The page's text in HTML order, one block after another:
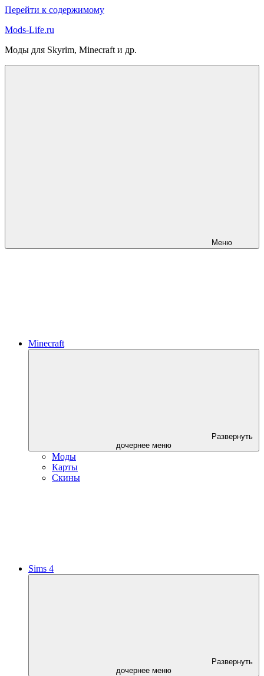
Перейти к содержимому
Mods-Life.ru
Моды для Skyrim, Minecraft и др.
Меню
Minecraft
Развернуть
дочернее меню
Моды
Карты
Скины
Sims 4
Развернуть
дочернее меню